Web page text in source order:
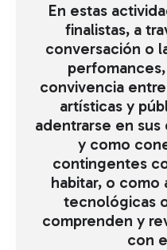
En estas
finalistas, a
conversación o
convivencia
artísticas y
adentrarse en
y como
contingentes
habitar, o
tecnológicas
comprenden y
con